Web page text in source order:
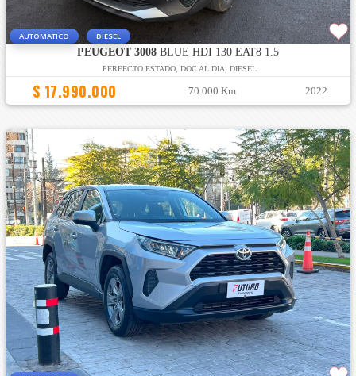
AUTOMATICO DIESEL
PEUGEOT 3008BLUE HDI 130 EAT8 1.5
PERFECTO ESTADO, DOC AL DIA, DIESEL
$ 17.990.000 70.000 Km 2022